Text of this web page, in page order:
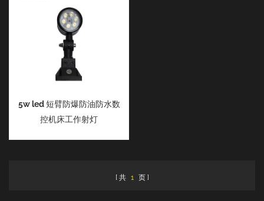
5w led 短臂防爆防油防水数
控机床工作射灯
共 1 页